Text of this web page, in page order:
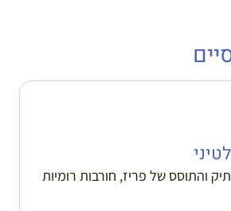
והתוסס של פריז, חורבות רומיות